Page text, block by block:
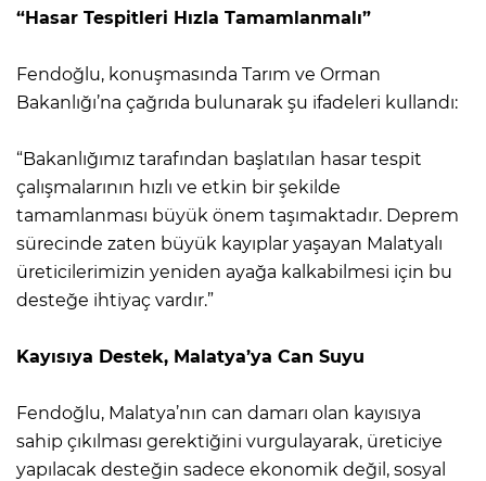
“Hasar Tespitleri Hızla Tamamlanmalı”
Fendoğlu, konuşmasında Tarım ve Orman
Bakanlığı’na çağrıda bulunarak şu ifadeleri kullandı:
“Bakanlığımız tarafından başlatılan hasar tespit
çalışmalarının hızlı ve etkin bir şekilde
tamamlanması büyük önem taşımaktadır. Deprem
sürecinde zaten büyük kayıplar yaşayan Malatyalı
üreticilerimizin yeniden ayağa kalkabilmesi için bu
desteğe ihtiyaç vardır.”
Kayısıya Destek, Malatya’ya Can Suyu
Fendoğlu, Malatya’nın can damarı olan kayısıya
sahip çıkılması gerektiğini vurgulayarak, üreticiye
yapılacak desteğin sadece ekonomik değil, sosyal